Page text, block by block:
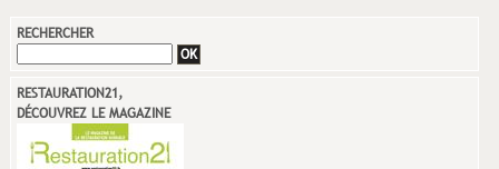
RECHERCHER
RESTAURATION21,
DÉCOUVREZ LE MAGAZINE